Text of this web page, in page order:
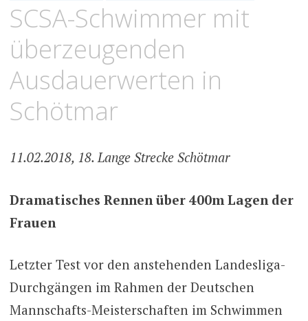
SCSA-Schwimmer mit
überzeugenden
Ausdauerwerten in
Schötmar
11.02.2018, 18. Lange Strecke Schötmar
Dramatisches Rennen über 400m Lagen der
Frauen
Letzter Test vor den anstehenden Landesliga-
Durchgängen im Rahmen der Deutschen
Mannschafts-Meisterschaften im Schwimmen